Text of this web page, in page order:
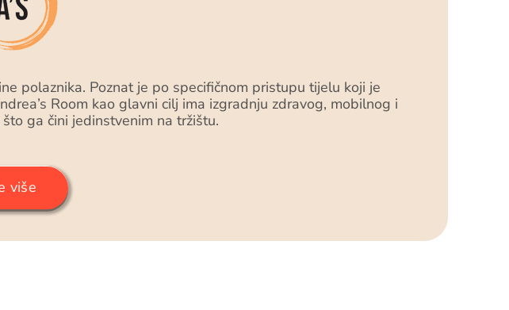
polaznika. Poznat je po specifičnom pristupu tijelu koji je
Room kao glavni cilj ima izgradnju zdravog, mobilnog i
ga čini jedinstvenim na tržištu.
više